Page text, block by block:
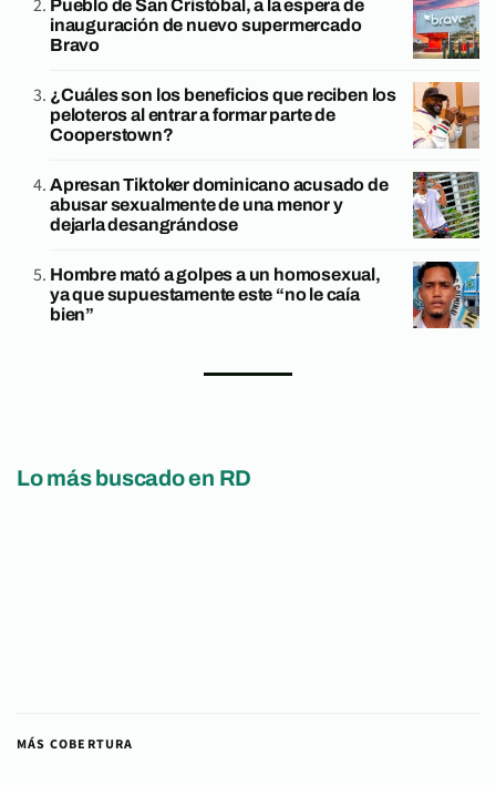
Pueblo de San Cristóbal, a la espera de
inauguración de nuevo supermercado
Bravo
¿Cuáles son los beneficios que reciben los
peloteros al entrar a formar parte de
Cooperstown?
Apresan Tiktoker dominicano acusado de
abusar sexualmente de una menor y
dejarla desangrándose
Hombre mató a golpes a un homosexual,
ya que supuestamente este “no le caía
bien”
Lo más buscado en RD
MÁS COBERTURA